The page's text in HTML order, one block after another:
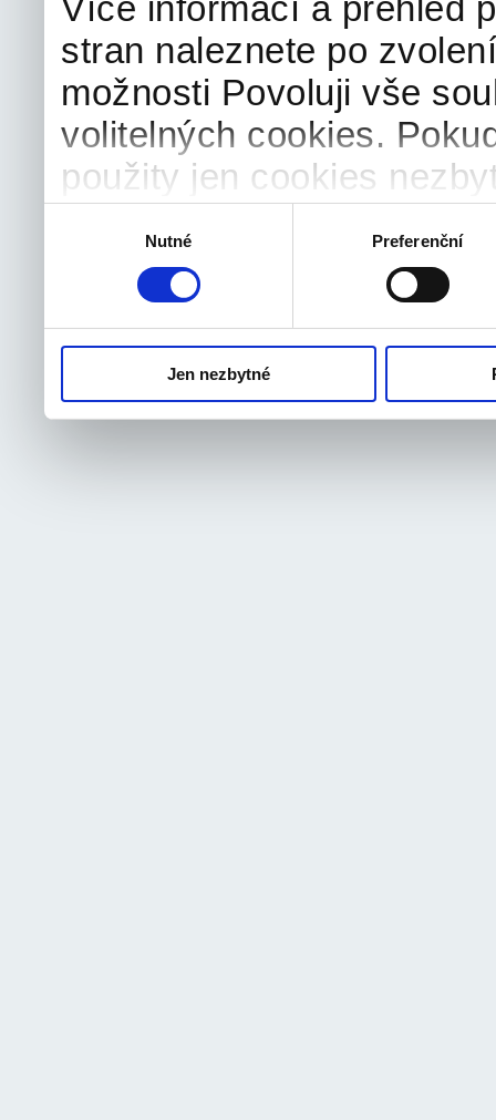
Více informací a přehled
stran naleznete po
možnosti Povoluji vše
volitelných cookies.
použity jen cookies
odvolat.
Nutné Preferenční
Jen nezbytné